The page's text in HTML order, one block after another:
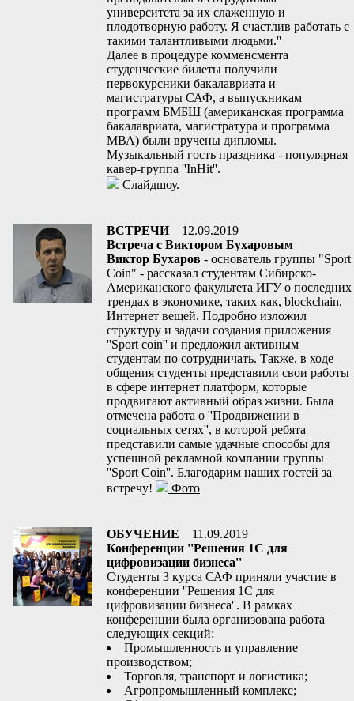
университета за их слаженную и
плодотворную работу. Я счастлив работать с
такими талантливыми людьми.''
Далее в процедуре комменсмента
студенческие билеты получили
первокурсники бакалавриата и
магистратуры САФ, а выпускникам
программ БМБШ (американская программа
бакалавриата, магистратура и программа
МВА) были вручены дипломы.
Музыкальный гость праздника - популярная
кавер-группа ''InHit''.
Слайдшоу.
ВСТРЕЧИ
12.09.2019
Встреча с Виктором Бухаровым
Виктор Бухаров - основатель группы "Sport
Coin" - рассказал студентам Сибирско-
Американского факультета ИГУ о последних
трендах в экономике, таких как, blockchain,
Интернет вещей. Подробно изложил
структуру и задачи создания приложения
''Sport coin'' и предложил активным
студентам по сотрудничать. Также, в ходе
общения студенты представили свои работы
в сфере интернет платформ, которые
продвигают активный образ жизни. Была
отмечена работа о ''Продвижении в
социальных сетях'', в которой ребята
представили самые удачные способы для
успешной рекламной компании группы
''Sport Coin''. Благодарим наших гостей за
встречу!
Фото
ОБУЧЕНИЕ
11.09.2019
Конференции ''Решения 1С для
цифровизации бизнеса''
Студенты 3 курса САФ приняли участие в
конференции ''Решения 1С для
цифровизации бизнеса''. В рамках
конференции была организована работа
следующих секций:
Промышленность и управление
производством;
Торговля, транспорт и логистика;
Агропромышленный комплекс;